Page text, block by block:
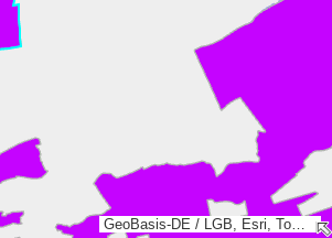
GeoBasis-DE / LGB, Esri, TomTom, Garmin, GeoTechnologies, Inc, METI/NASA, USGS